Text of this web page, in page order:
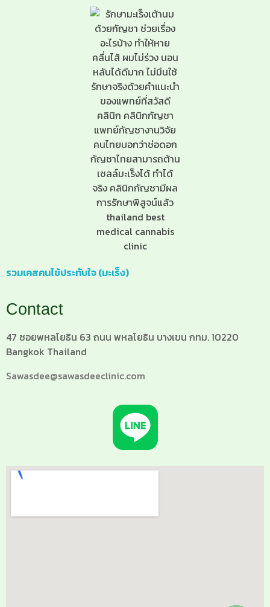
รวมเคสคนไข้ประทับใจ (มะเร็ง)
Contact
47 ซอยพหลโยธิน 63 ถนน พหลโยธิน บางเขน กทม. 10220
Bangkok Thailand
Sawasdee@sawasdeeclinic.com